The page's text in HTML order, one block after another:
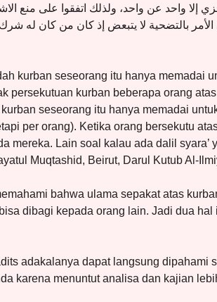
إلا واحد عن واحد، ولذلك اتفقوا على منع
الأمر بالتضحية لا يتبعض إذ كان من كان
kurban seseorang itu hanya memadai
persekutuan kurban beberapa orang
seseorang itu hanya memadai
per orang). Ketika orang bersekutu
mereka. Lain soal kalau ada dalil syara’
Muqtashid, Beirut, Darul Kutub Al-
bahwa ulama sepakat atas
dibagi kepada orang lain. Jadi dua hal
adakalanya dapat langsung dipahami
karena menuntut analisa dan kajian